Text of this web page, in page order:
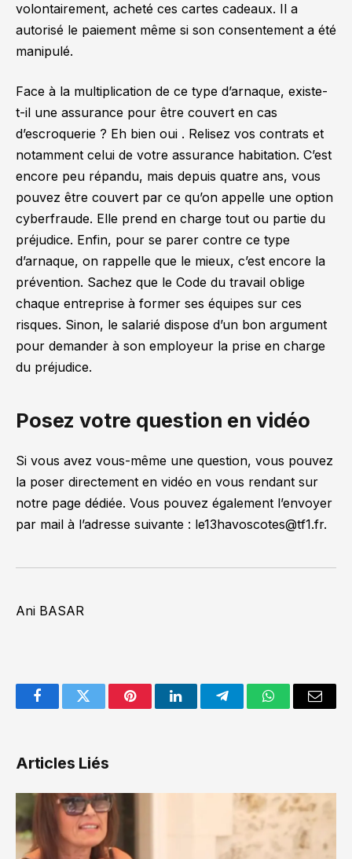
volontairement, acheté ces cartes cadeaux. Il a
autorisé le paiement même si son consentement a été
manipulé.
Face à la multiplication de ce type d’arnaque, existe-
t-il une assurance pour être couvert en cas
d’escroquerie ? Eh bien oui . Relisez vos contrats et
notamment celui de votre assurance habitation. C’est
encore peu répandu, mais depuis quatre ans, vous
pouvez être couvert par ce qu’on appelle une option
cyberfraude. Elle prend en charge tout ou partie du
préjudice. Enfin, pour se parer contre ce type
d’arnaque, on rappelle que le mieux, c’est encore la
prévention. Sachez que le Code du travail oblige
chaque entreprise à former ses équipes sur ces
risques. Sinon, le salarié dispose d’un bon argument
pour demander à son employeur la prise en charge
du préjudice.
Posez votre question en vidéo
Si vous avez vous-même une question, vous pouvez
la poser directement en vidéo en vous rendant sur
notre page dédiée. Vous pouvez également l’envoyer
par mail à l’adresse suivante : le13havoscotes@tf1.fr.
Ani BASAR
FacebookTwitter PinterestLinkedInTelegramWhatsAppEmail
Articles Liés